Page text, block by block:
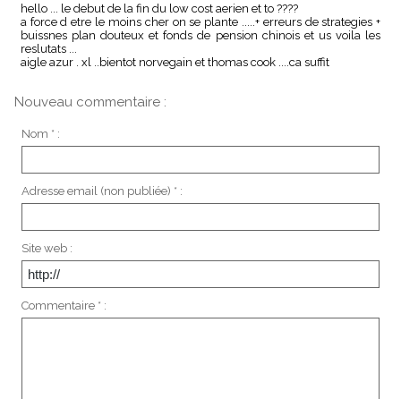
hello ... le debut de la fin du low cost aerien et to ????
a force d etre le moins cher on se plante .....+ erreurs de strategies +
buissnes plan douteux et fonds de pension chinois et us voila les
reslutats ...
aigle azur . xl ..bientot norvegain et thomas cook ....ca suffit
Nouveau commentaire :
Nom * :
Adresse email (non publiée) * :
Site web :
Commentaire * :